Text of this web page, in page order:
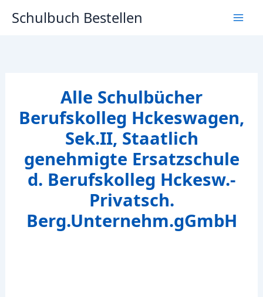
InhaltSchulbuch Bestellen
Alle Schulbücher
Berufskolleg Hckeswagen,
Sek.II, Staatlich
genehmigte Ersatzschule
d. Berufskolleg Hckesw.-
Privatsch.
Berg.Unternehm.gGmbH